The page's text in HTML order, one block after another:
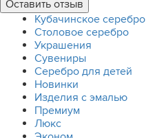
Кубачинское серебро
Столовое серебро
Украшения
Сувениры
Серебро для детей
Новинки
Изделия с эмалью
Премиум
Люкс